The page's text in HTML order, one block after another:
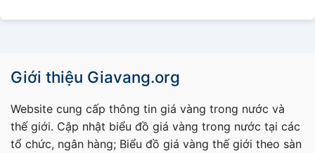
Giới thiệu Giavang.org
Website cung cấp thông tin giá vàng trong nước và
thế giới. Cập nhật biểu đồ giá vàng trong nước tại các
tổ chức, ngân hàng; Biểu đồ giá vàng thế giới theo sàn